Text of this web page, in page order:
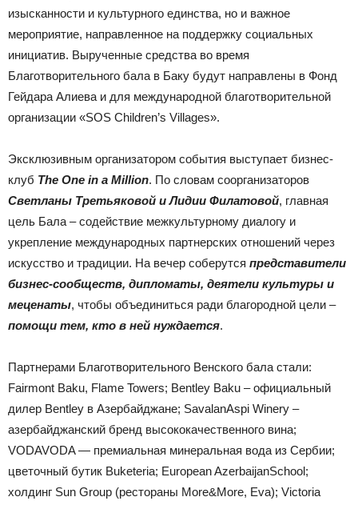
изысканности и культурного единства, но и важное
мероприятие, направленное на поддержку социальных
инициатив. Вырученные средства во время
Благотворительного бала в Баку будут направлены в Фонд
Гейдара Алиева и для международной благотворительной
организации «SOS Children’s Villages».
Эксклюзивным организатором события выступает бизнес-
клуб The One in a Million. По словам соорганизаторов
Светланы Третьяковой и Лидии Филатовой, главная
цель Бала – содействие межкультурному диалогу и
укрепление международных партнерских отношений через
искусство и традиции. На вечер соберутся представители
бизнес-сообществ, дипломаты, деятели культуры и
меценаты, чтобы объединиться ради благородной цели –
помощи тем, кто в ней нуждается.
Партнерами Благотворительного Венского бала стали:
Fairmont Baku, Flame Towers; Bentley Baku – официальный
дилер Bentley в Азербайджане; SavalanAspi Winery –
азербайджанский бренд высококачественного вина;
VODAVODA — премиальная минеральная вода из Сербии;
цветочный бутик Buketeria; European AzerbaijanSchool;
холдинг Sun Group (рестораны More&More, Eva); Victoria